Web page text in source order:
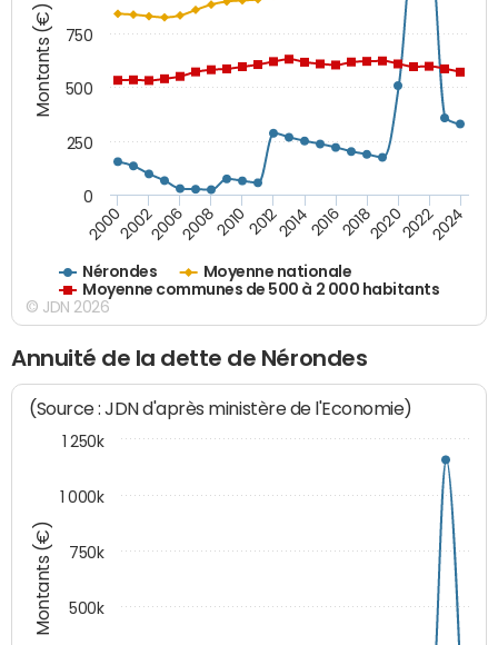
Montants (€)
Nérondes
Moyenne nationale
Moyenne communes de 500 à 2 000 habitants
200020022006200820102012201420162018202020222024
0
250
500
750
© JDN 2026
Annuité de la dette de Nérondes
Montants (€)
(Source : JDN d'après ministère de l'Economie)
500k
750k
1 000k
1 250k